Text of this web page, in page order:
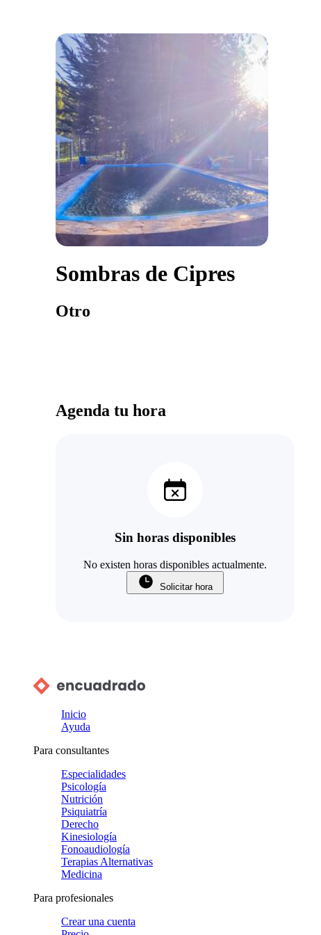
Sombras de Cipres
Otro
Agenda tu hora
Sin horas disponibles
No existen horas disponibles actualmente.
Solicitar hora
Inicio
Ayuda
Para consultantes
Especialidades
Psicología
Nutrición
Psiquiatría
Derecho
Kinesiología
Fonoaudiología
Terapias Alternativas
Medicina
Para profesionales
Crear una cuenta